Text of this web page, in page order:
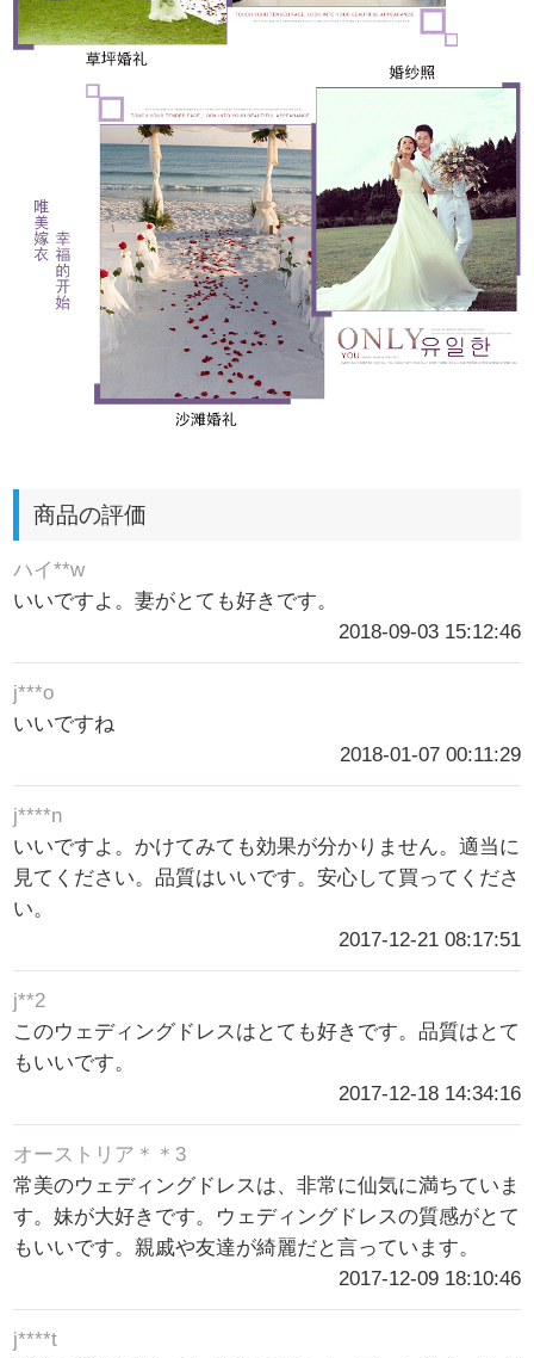
商品の評価
ハイ**w
いいですよ。妻がとても好きです。
2018-09-03 15:12:46
j***o
いいですね
2018-01-07 00:11:29
j****n
いいですよ。かけてみても効果が分かりません。適当に
見てください。品質はいいです。安心して買ってくださ
い。
2017-12-21 08:17:51
j**2
このウェディングドレスはとても好きです。品質はとて
もいいです。
2017-12-18 14:34:16
オーストリア＊＊3
常美のウェディングドレスは、非常に仙気に満ちていま
す。妹が大好きです。ウェディングドレスの質感がとて
もいいです。親戚や友達が綺麗だと言っています。
2017-12-09 18:10:46
j****t